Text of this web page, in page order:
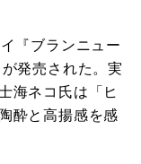
『ブランニュー
発売された。実
海ネコ氏は「ヒ
酔と高揚感を感